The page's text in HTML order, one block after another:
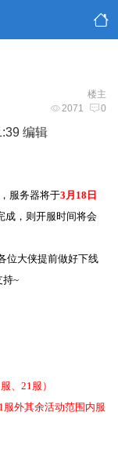
楼主
2071 0
编辑
服务器将于3月18日
成，则开服时间将会
位大侠提前做好下线
持~
、21服）
外其余活动范围内服